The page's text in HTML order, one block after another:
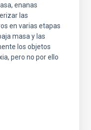
enanas
las
en varias etapas
masa y las
los objetos
pero no por ello